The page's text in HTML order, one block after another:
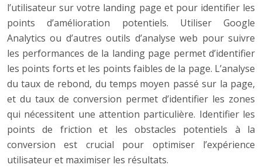
l’utilisateur sur votre landing page et pour identifier les
points d’amélioration potentiels. Utiliser Google
Analytics ou d’autres outils d’analyse web pour suivre
les performances de la landing page permet d’identifier
les points forts et les points faibles de la page. L’analyse
du taux de rebond, du temps moyen passé sur la page,
et du taux de conversion permet d’identifier les zones
qui nécessitent une attention particulière. Identifier les
points de friction et les obstacles potentiels à la
conversion est crucial pour optimiser l’expérience
utilisateur et maximiser les résultats.